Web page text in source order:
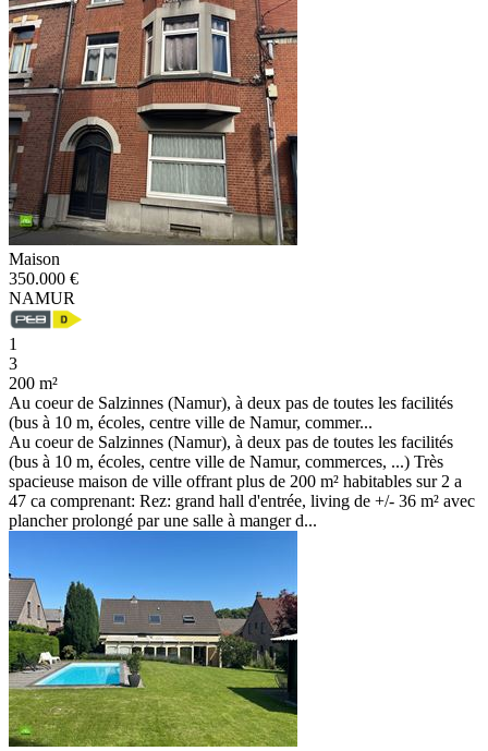
Maison
350.000 €
NAMUR
1
3
200 m²
Au coeur de Salzinnes (Namur), à deux pas de toutes les facilités
(bus à 10 m, écoles, centre ville de Namur, commer...
Au coeur de Salzinnes (Namur), à deux pas de toutes les facilités
(bus à 10 m, écoles, centre ville de Namur, commerces, ...) Très
spacieuse maison de ville offrant plus de 200 m² habitables sur 2 a
47 ca comprenant: Rez: grand hall d'entrée, living de +/- 36 m² avec
plancher prolongé par une salle à manger d...